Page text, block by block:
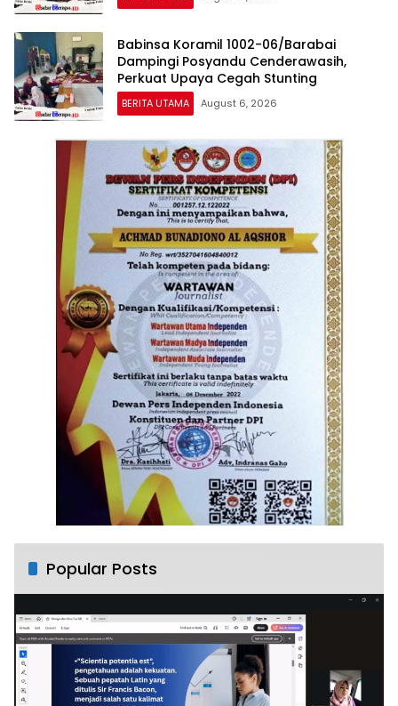
Babinsa Koramil 1002-06/Barabai
Dampingi Posyandu Cenderawasih,
Perkuat Upaya Cegah Stunting
BERITA UTAMA August 6, 2026
Popular Posts